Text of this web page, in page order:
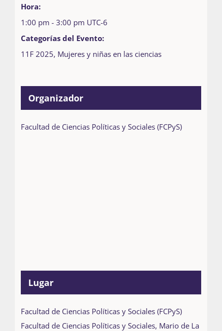
Hora:
1:00 pm - 3:00 pm UTC-6
Categorías del Evento:
11F 2025, Mujeres y niñas en las ciencias
Organizador
Facultad de Ciencias Políticas y Sociales (FCPyS)
Lugar
Facultad de Ciencias Políticas y Sociales (FCPyS)
Facultad de Ciencias Políticas y Sociales, Mario de La